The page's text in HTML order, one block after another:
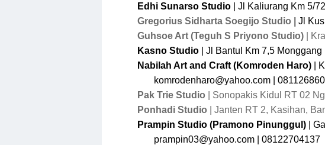
Edhi Sunarso Studio
| Jl Kaliurang Km 5/
Gregorius Sidharta Soegijo Studio | Jl
Guhsoe Art (Teguh S Priyono Studio)
|
Kasno Studio | Jl Bantul Km 7,5
Nabilah Art and Craft (Komroden Haro)
|
komrodenharo@yahoo.com |
Pak Trie Studio
| Sonopakis Kidul RT 02
Ponhadi Studio
| Janten RT 2, Kasihan,
Prampin Studio (Pramono Pinunggul) |
prampin03@yahoo.com | 08122704137